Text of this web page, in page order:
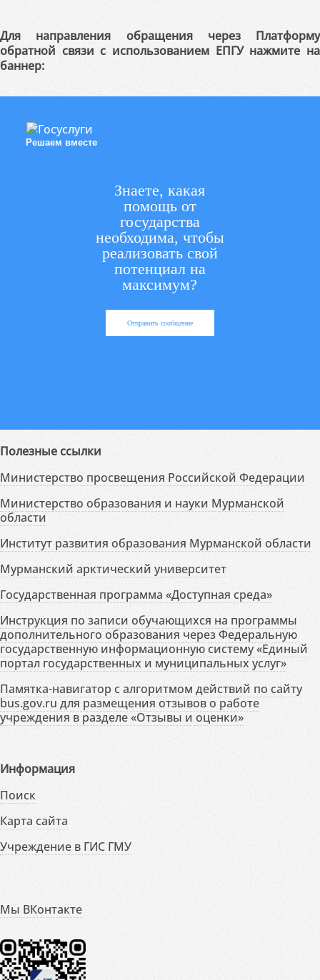
Для направления обращения через Платформу
обратной связи с использованием ЕПГУ нажмите на
баннер:
Решаем вместе
Знаете, какая
помощь от
государства
необходима, чтобы
реализовать свой
потенциал на
максимум?
Отправить сообщение
Полезные ссылки
Министерство просвещения Российской Федерации
Министерство образования и науки Мурманской
области
Институт развития образования Мурманской области
Мурманский арктический университет
Государственная программа «Доступная среда»
Инструкция по записи обучающихся на программы
дополнительного образования через Федеральную
государственную информационную систему «Единый
портал государственных и муниципальных услуг»
Памятка-навигатор с алгоритмом действий по сайту
bus.gov.ru для размещения отзывов о работе
учреждения в разделе «Отзывы и оценки»
Информация
Поиск
Карта сайта
Учреждение в ГИС ГМУ
Мы ВКонтакте